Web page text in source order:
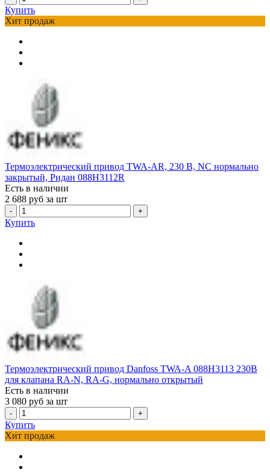
Купить
Хит продаж
Термоэлектрический привод TWA-AR, 230 В, NC нормально
закрытый, Ридан 088H3112R
Есть в наличии
2 688 руб за шт
- +
Купить
Термоэлектрический привод Danfoss TWA-A 088H3113 230В
для клапана RA-N, RA-G, нормально открытый
Есть в наличии
3 080 руб за шт
- +
Купить
Хит продаж